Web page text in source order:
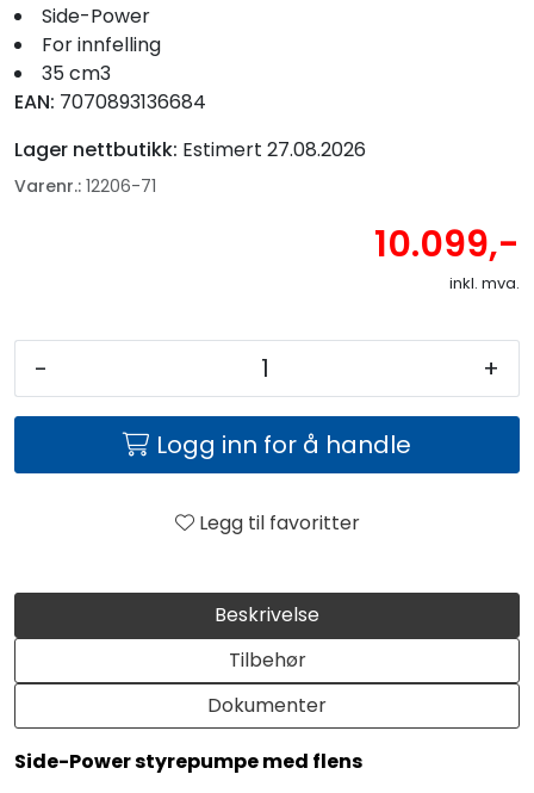
Beskrivelse
Tilbehør
Dokumenter
Side-Power styrepumpe med flens
Side-Power
For innfelling
35 cm3
EAN: 7070893136684
Lager nettbutikk: Estimert 27.08.2026
Varenr.: 12206-71
10.099,-
inkl. mva.
- +
Logg inn for å handle
Legg til favoritter